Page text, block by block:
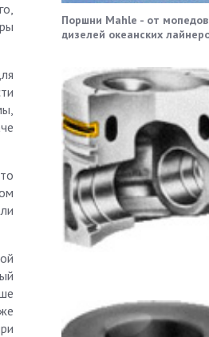
Поршни Mahle - от
дизелей океанских